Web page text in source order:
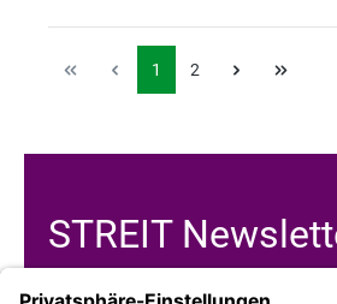
1 2
STREIT
Neue Produkte, Blogbeiträge,